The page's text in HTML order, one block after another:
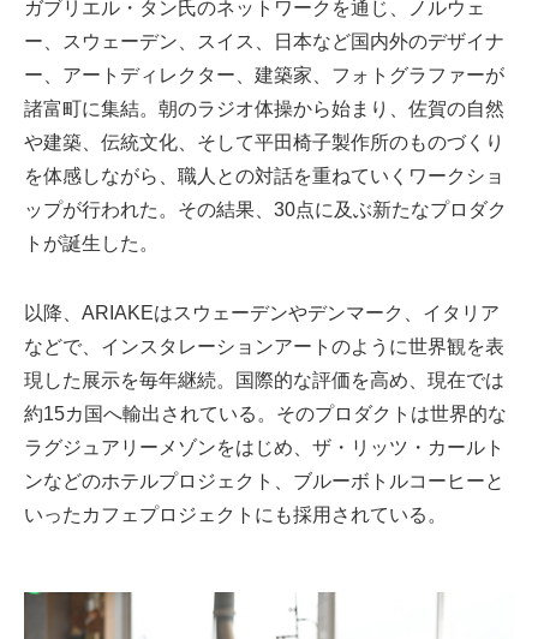
ガブリエル・タン氏のネットワークを通じ、ノルウェ
ー、スウェーデン、スイス、日本など国内外のデザイナ
ー、アートディレクター、建築家、フォトグラファーが
諸富町に集結。朝のラジオ体操から始まり、佐賀の自然
や建築、伝統文化、そして平田椅子製作所のものづくり
を体感しながら、職人との対話を重ねていくワークショ
ップが行われた。その結果、30点に及ぶ新たなプロダク
トが誕生した。
以降、ARIAKEはスウェーデンやデンマーク、イタリア
などで、インスタレーションアートのように世界観を表
現した展示を毎年継続。国際的な評価を高め、現在では
約15カ国へ輸出されている。そのプロダクトは世界的な
ラグジュアリーメゾンをはじめ、ザ・リッツ・カールト
ンなどのホテルプロジェクト、ブルーボトルコーヒーと
いったカフェプロジェクトにも採用されている。